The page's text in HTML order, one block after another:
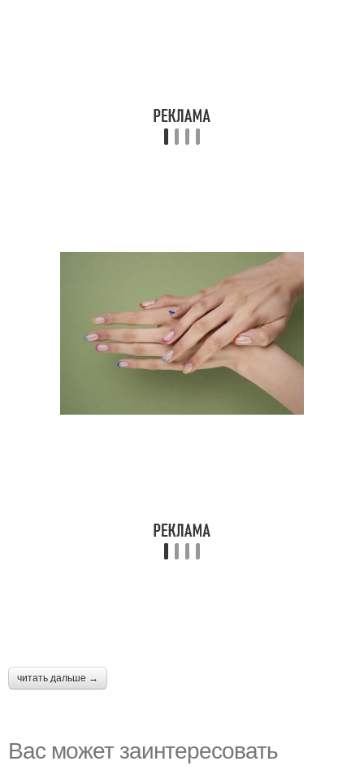
читать дальше →
Вас может заинтересовать